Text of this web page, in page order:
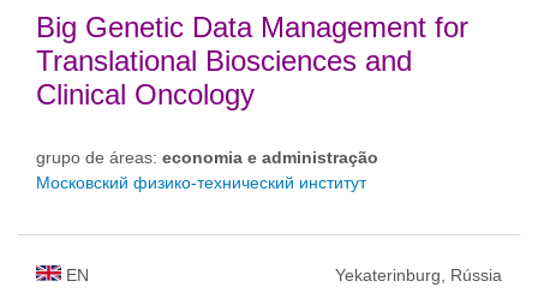
Big Genetic Data Management for
Translational Biosciences and
Clinical Oncology
grupo de áreas: economia e administração
Московский физико-технический институт
EN Yekaterinburg, Rússia